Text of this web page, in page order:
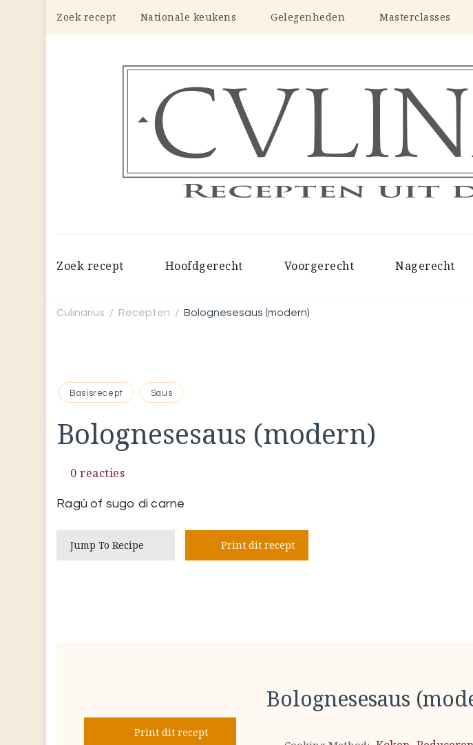
Zoek recept Nationale keukens Gelegenheden Masterclasses
Zoek recept Hoofdgerecht Voorgerecht Nagerecht
Culinarius / Recepten / Bolognesesaus (modern)
Basisrecept Saus
Bolognesesaus (modern)
0 reacties
Ragù of sugo di carne
Jump To Recipe Print dit recept
Print dit recept
Bolognesesaus